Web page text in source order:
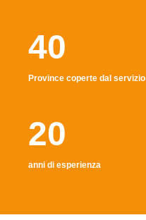
40
Province coperte dal servizio
20
anni di esperienza